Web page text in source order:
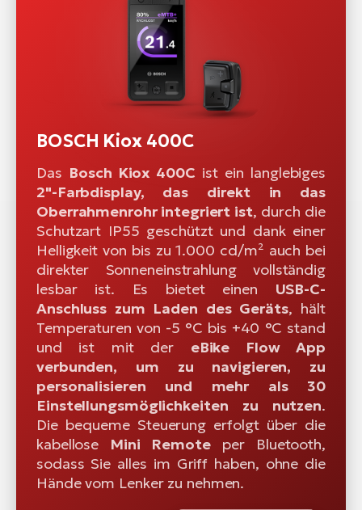
BOSCH Kiox 400C
Das Bosch Kiox 400C ist ein langlebiges
2"-Farbdisplay, das direkt in das
Oberrahmenrohr integriert ist, durch die
Schutzart IP55 geschützt und dank einer
Helligkeit von bis zu 1.000 cd/m² auch bei
direkter Sonneneinstrahlung vollständig
lesbar ist. Es bietet einen USB-C-
Anschluss zum Laden des Geräts, hält
Temperaturen von -5 °C bis +40 °C stand
und ist mit der eBike Flow App
verbunden, um zu navigieren, zu
personalisieren und mehr als 30
Einstellungsmöglichkeiten zu nutzen.
Die bequeme Steuerung erfolgt über die
kabellose Mini Remoteper Bluetooth,
sodass Sie alles im Griff haben, ohne die
Hände vom Lenker zu nehmen.